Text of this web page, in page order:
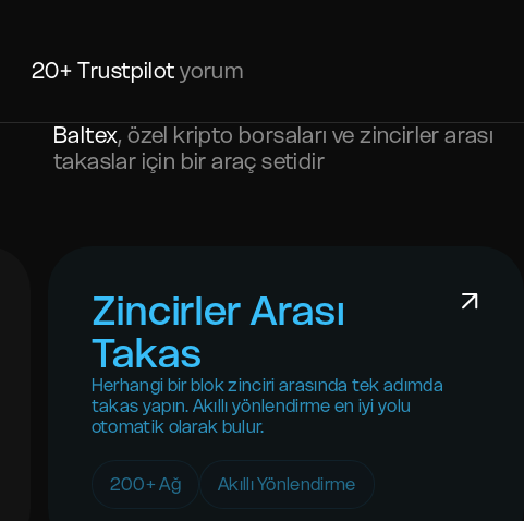
20+ Trustpilotyorum
Baltex, özel kripto borsaları ve zincirler arası
takaslar için bir araç setidir
Zincirler Arası
Takas
Herhangi bir blok zinciri arasında tek adımda
takas yapın. Akıllı yönlendirme en iyi yolu
otomatik olarak bulur.
200+ Ağ Akıllı Yönlendirme